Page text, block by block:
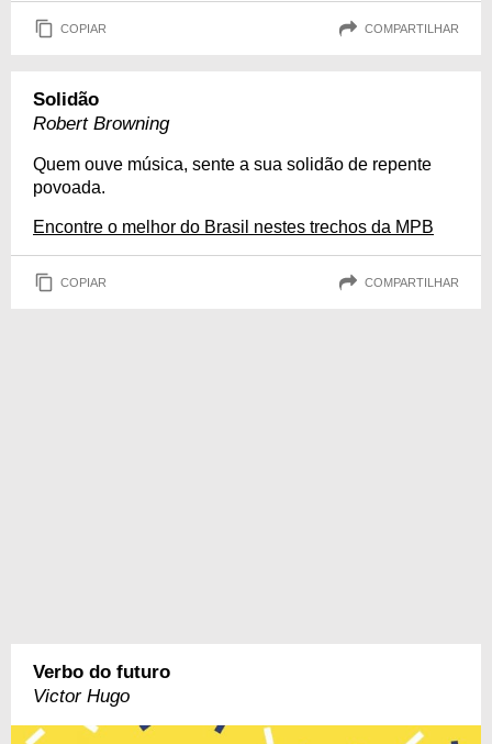
COPIAR COMPARTILHAR
Solidão
Robert Browning
Quem ouve música, sente a sua solidão de repente
povoada.
Encontre o melhor do Brasil nestes trechos da MPB
COPIAR COMPARTILHAR
Verbo do futuro
Victor Hugo